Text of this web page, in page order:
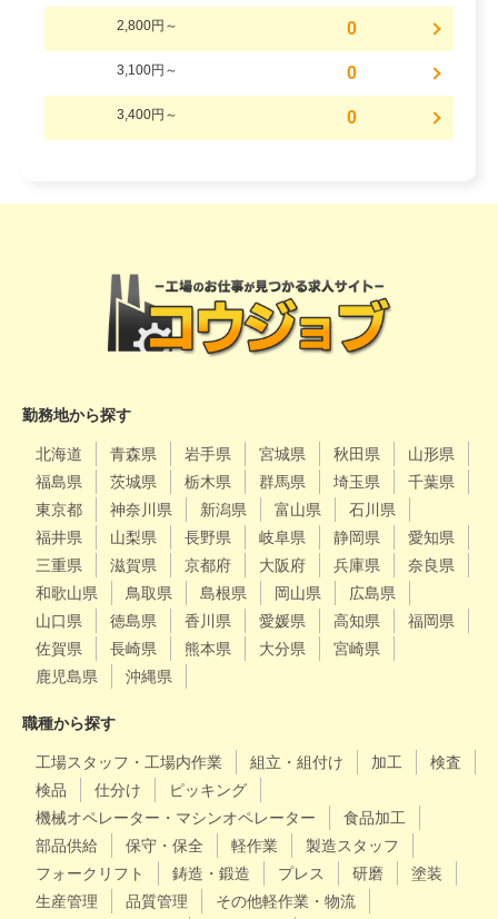
2,800円～ 0
3,100円～ 0
3,400円～ 0
勤務地から探す
北海道 青森県 岩手県 宮城県 秋田県
山形県
福島県
茨城県 栃木県 群馬県 埼玉県
千葉県
東京都
神奈川県 新潟県 富山県
石川県
福井県
山梨県 長野県 岐阜県 静岡県
愛知県
三重県
滋賀県 京都府 大阪府 兵庫県
奈良県
和歌山県
鳥取県 島根県 岡山県
広島県
山口県
徳島県 香川県 愛媛県 高知県
福岡県
佐賀県
長崎県 熊本県 大分県
宮崎県
鹿児島県
沖縄県
職種から探す
工場スタッフ・工場内作業 組立・組付け 加工
検査
検品
仕分け
ピッキング
機械オペレーター・マシンオペレーター
食品加工
部品供給
保守・保全 軽作業
製造スタッフ
フォークリフト
鋳造・鍛造 プレス 研磨
塗装
生産管理
品質管理
その他軽作業・物流